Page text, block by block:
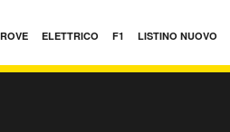
ELETTRICO F1 LISTINO NUOVO